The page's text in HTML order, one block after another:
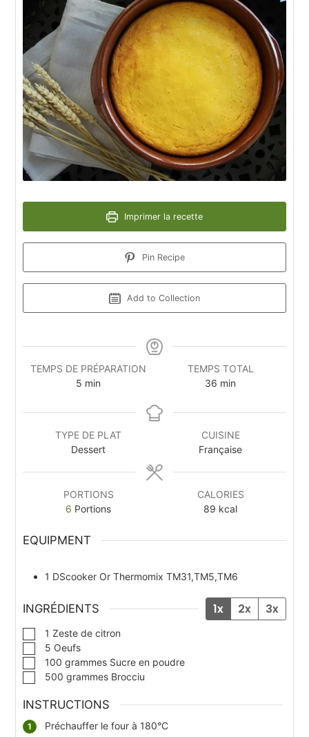
Imprimer la recette
Pin Recipe
Add to Collection
TEMPS DE PRÉPARATION
5 min
TEMPS TOTAL
36 min
TYPE DE PLAT
Dessert
CUISINE
Française
PORTIONS
6 Portions
CALORIES
89 kcal
EQUIPMENT
1 DScooker Or Thermomix TM31,TM5,TM6
INGRÉDIENTS 1x 2x 3x
▢1 Zeste de citron
▢
5 Oeufs
▢100 grammes Sucre en poudre
▢
500 grammes Brocciu
INSTRUCTIONS
Préchauffer le four à 180°C